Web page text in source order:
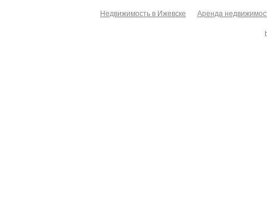
Недвижимость в Ижевске Аренда